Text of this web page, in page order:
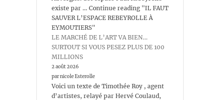
existe par … Continue reading "IL FAUT
SAUVER L’ESPACE REBEYROLLE À
EYMOUTIERS"
LE MARCHÉ DE L’ART VA BIEN…
SURTOUT SI VOUS PESEZ PLUS DE 100
MILLIONS
2 août 2026
par nicole Esterolle
Voici un texte de Timothée Roy , agent
d’artistes, relayé par Hervé Coulaud,